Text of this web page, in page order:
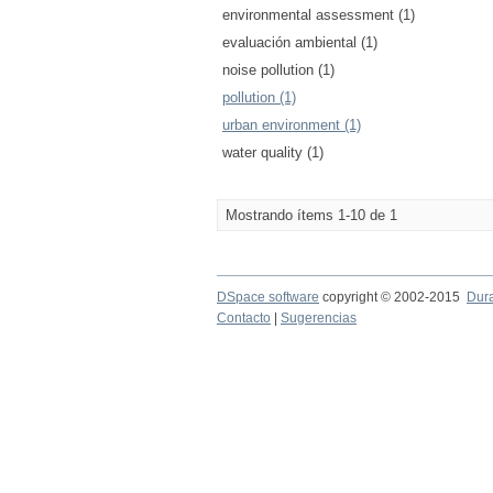
environmental assessment (1)
evaluación ambiental (1)
noise pollution (1)
pollution (1)
urban environment (1)
water quality (1)
Mostrando ítems 1-10 de 1
DSpace software copyright © 2002-2015
Contacto
Sugerencias